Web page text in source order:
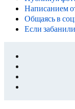
Написанием
Общаясь в
Если